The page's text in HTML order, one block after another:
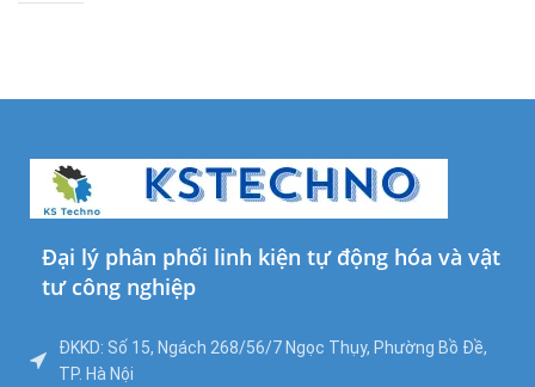
Đại lý phân phối linh kiện tự động hóa và vật
tư công nghiệp
ĐKKD: Số 15, Ngách 268/56/7 Ngọc Thụy, Phường Bồ Đề,
TP. Hà Nội